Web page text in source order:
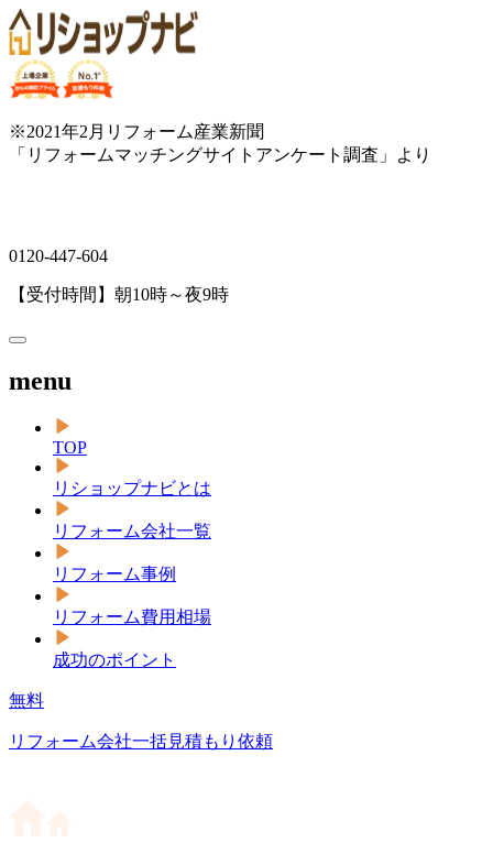
※2021年2月リフォーム産業新聞
「リフォームマッチングサイトアンケート調査」より
0120-447-604
【受付時間】朝10時～夜9時
menu
TOP
リショップナビとは
リフォーム会社一覧
リフォーム事例
リフォーム費用相場
成功のポイント
無料
リフォーム会社一括見積もり依頼